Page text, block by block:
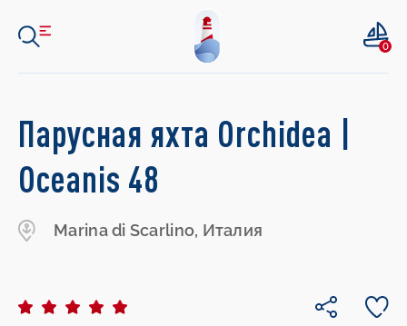
0
Парусная яхта Orchidea |
Oceanis 48
Marina di Scarlino, Италия